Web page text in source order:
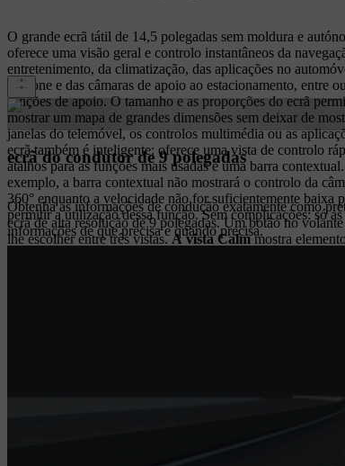
O grande ecrã tátil de 14,5 polegadas sem moldura e
oferece uma visão geral e controlo instantâneos da
entretenimento, da climatização, das aplicações no
telefone e das câmaras de apoio ao estacionamento, entre
funções de apoio. O tamanho e as proporções do ecrã
mostrar um mapa de grandes dimensões sem deixar de
janelas do telemóvel, os controlos multimédia ou as
ecrã também é inteligente: oferece uma vista de controlo
atalhos para as funções mais usadas e uma barra
exemplo, a barra contextual não mostrará o controlo da
360° enquanto a velocidade não for suficientemente baixa
permitir a utilização dessa função. Sem complicações: só as
informações de que precisa e quando precisa.
ecrã do condutor de 9 polegadas
Obtenha as informações de condução exatamente como
ecrã de alta resolução de 9 polegadas. Um botão no volante
lhe escolher entre três vistas.A vista Calmmostra